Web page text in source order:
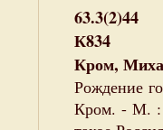
63.3(2)44
К834
Кром,
Рождение
Кром. - М. :